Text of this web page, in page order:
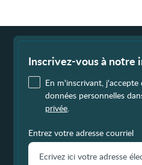
Inscrivez-vous à notre
En m'inscrivant,
données personnelles
privée.
Entrez votre adresse courriel